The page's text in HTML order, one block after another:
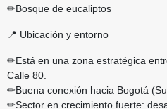
✏Bosque de eucaliptos
📍 Ubicación y entorno
✏Está en una zona estratégica
Calle 80.
✏Buena conexión hacia Bogotá
✏Sector en crecimiento fuerte: